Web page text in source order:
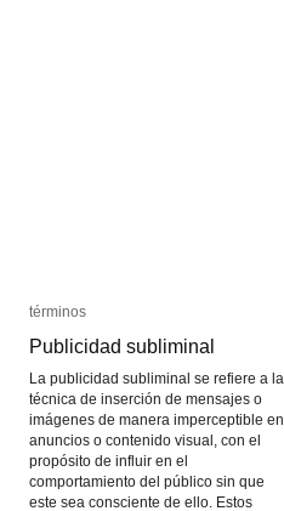
términos
Publicidad subliminal
La publicidad subliminal se refiere a la
técnica de inserción de mensajes o
imágenes de manera imperceptible en
anuncios o contenido visual, con el
propósito de influir en el
comportamiento del público sin que
este sea consciente de ello. Estos
términos
Publicidad subliminal